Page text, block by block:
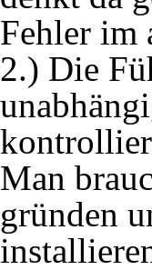
Fehler im
2.) Die
Man
gründen